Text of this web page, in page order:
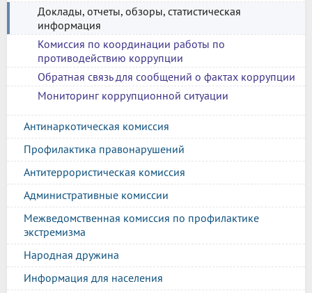
Доклады, отчеты, обзоры, статистическая
информация
Комиссия по координации работы по
противодействию коррупции
Обратная связь для сообщений о фактах коррупции
Мониторинг коррупционной ситуации
Антинаркотическая комиссия
Профилактика правонарушений
Антитеррористическая комиссия
Административные комиссии
Межведомственная комиссия по профилактике
экстремизма
Народная дружина
Информация для населения